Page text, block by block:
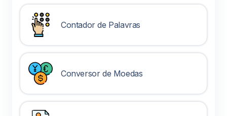
Contador de Palavras
Conversor de Moedas